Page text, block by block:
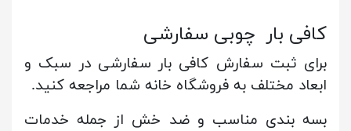
کافی بار چوبی سفارشی
برای ثبت سفارش کافی بار سفارشی در سبک و
ابعاد مختلف به فروشگاه خانه شما مراجعه کنید.
بسه بندی مناسب و ضد خش از جمله خدمات